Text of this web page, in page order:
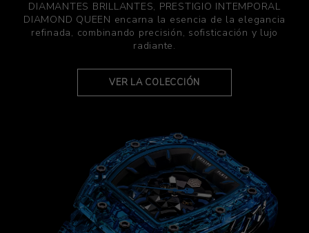
DIAMANTES BRILLANTES, PRESTIGIO INTEMPORAL
DIAMOND QUEEN encarna la esencia de la elegancia
refinada, combinando precisión, sofisticación y lujo
radiante.
VER LA COLECCIÓN